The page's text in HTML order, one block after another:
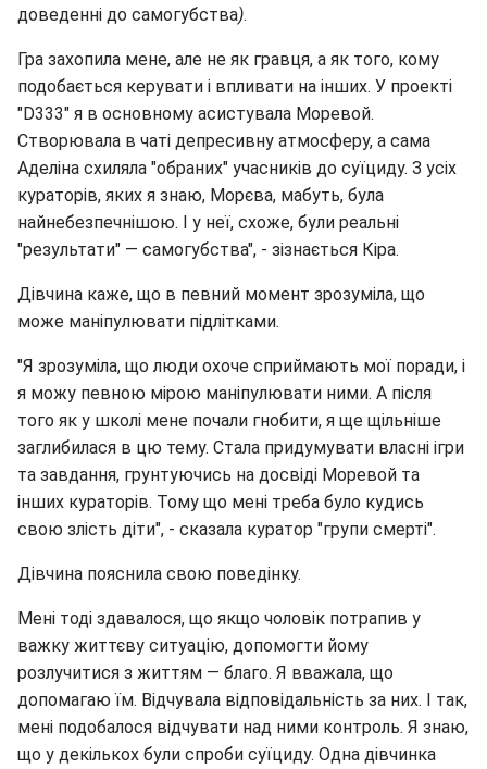
доведенні до самогубства).
Гра захопила мене, але не як гравця, а як того, кому
подобається керувати і впливати на інших. У проекті
"D333" я в основному асистувала Моревой.
Створювала в чаті депресивну атмосферу, а сама
Аделіна схиляла "обраних" учасників до суїциду. З усіх
кураторів, яких я знаю, Морєва, мабуть, була
найнебезпечнішою. І у неї, схоже, були реальні
"результати" — самогубства", - зізнається Кіра.
Дівчина каже, що в певний момент зрозуміла, що
може маніпулювати підлітками.
"Я зрозуміла, що люди охоче сприймають мої поради, і
я можу певною мірою маніпулювати ними. А після
того як у школі мене почали гнобити, я ще щільніше
заглибилася в цю тему. Стала придумувати власні ігри
та завдання, грунтуючись на досвіді Моревой та
інших кураторів. Тому що мені треба було кудись
свою злість діти", - сказала куратор "групи смерті".
Дівчина пояснила свою поведінку.
Мені тоді здавалося, що якщо чоловік потрапив у
важку життєву ситуацію, допомогти йому
розлучитися з життям — благо. Я вважала, що
допомагаю їм. Відчувала відповідальність за них. І так,
мені подобалося відчувати над ними контроль. Я знаю,
що у декількох були спроби суїциду. Одна дівчинка